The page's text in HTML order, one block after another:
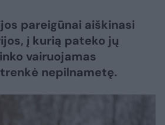
pareigūnai aiškinasi
į kurią pateko jų
vairuojamas
nepilnametę.